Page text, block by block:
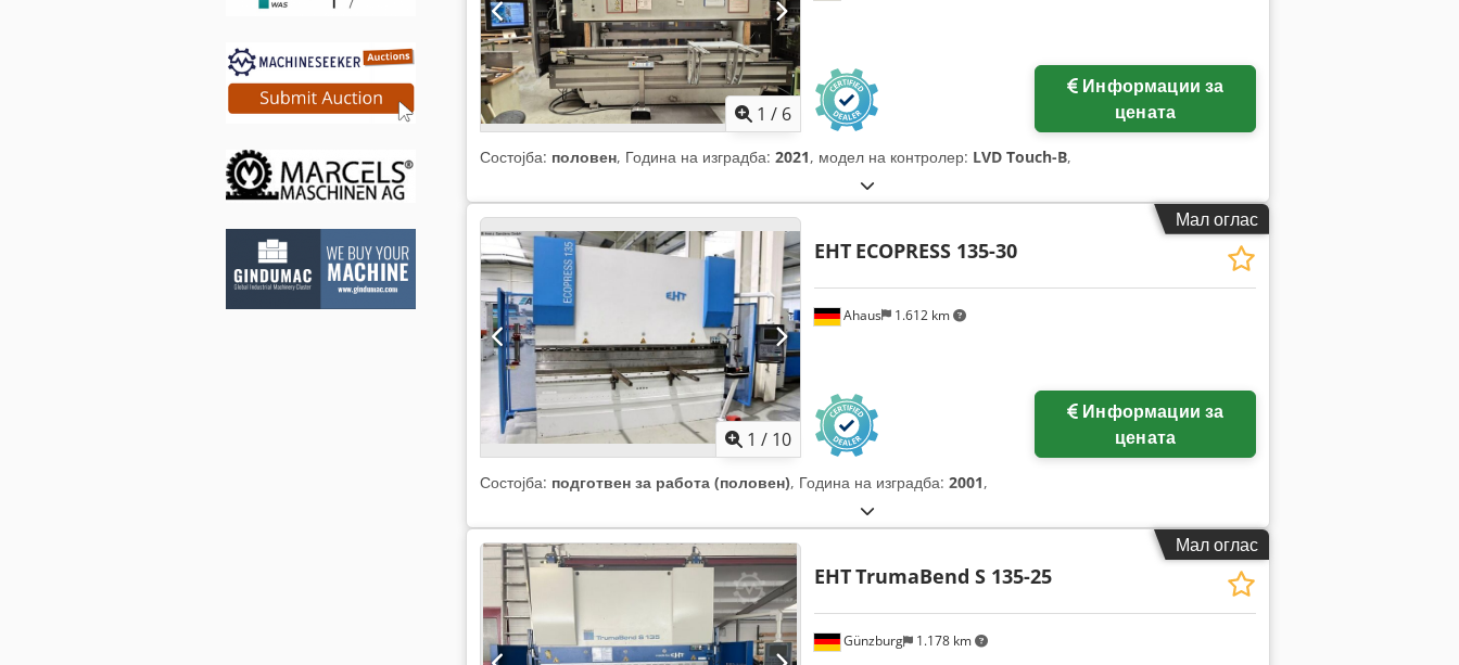
1 / 6
цената
Состојба: половен, Година на изградба: 2021, модел на контролер: LVD Touch-B,
Мал оглас
1 / 10
Ahaus 1.612 km
EHT ECOPRESS 135-30
цената
Состојба: подготвен за работа (половен), Година на изградба: 2001,
Мал оглас
Günzburg 1.178 km
EHTTrumaBend S 135-25